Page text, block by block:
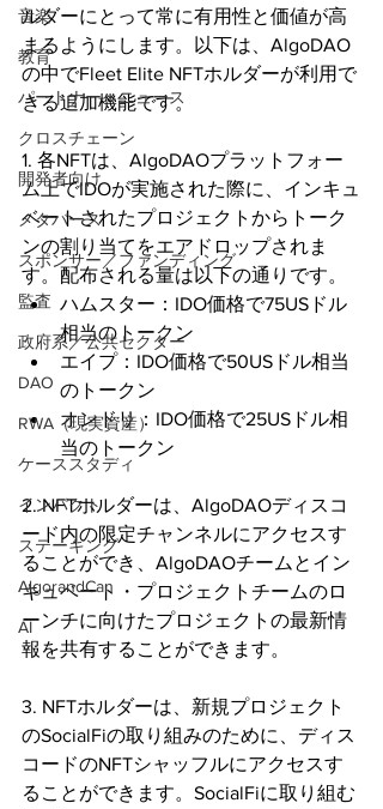
音楽
教育
パートナー・ニュース
クロスチェーン
開発者向け
メタバース
スポンサー／ファンディング
監査
政府系／公共セクター
DAO
RWA（現実資産）
ケーススタディ
インパクト
ステーキング
AlgorandCan
AI
ルダーにとって常に有用性と価値が高
まるようにします。以下は、AlgoDAO
の中でFleet Elite NFTホルダーが利用で
きる追加機能です。
1. 各NFTは、AlgoDAOプラットフォー
ム上でIDOが実施された際に、インキュ
ベートされたプロジェクトからトーク
ンの割り当てをエアドロップされま
す。配布される量は以下の通りです。
ハムスター：IDO価格で75USドル
相当のトークン
エイプ：IDO価格で50USドル相当
のトークン
オンドリ：IDO価格で25USドル相
当のトークン
2. NFTホルダーは、AlgoDAOディスコ
ード内の限定チャンネルにアクセスす
ることができ、AlgoDAOチームとイン
キュベート・プロジェクトチームのロ
ーンチに向けたプロジェクトの最新情
報を共有することができます。
3. NFTホルダーは、新規プロジェクト
のSocialFiの取り組みのために、ディス
コードのNFTシャッフルにアクセスす
ることができます。SocialFiに取り組む